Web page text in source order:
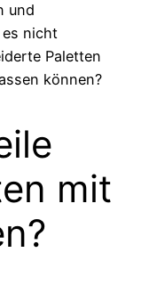
und
nicht
Paletten
können?
mit